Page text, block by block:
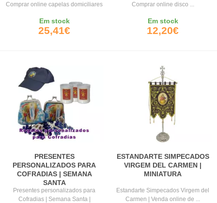
Comprar online capelas domiciliares
Em stock
25,41€
Comprar online disco ...
Em stock
12,20€
PRESENTES
PERSONALIZADOS PARA
COFRADIAS | SEMANA
SANTA
Presentes personalizados para
Cofradias | Semana Santa |
ESTANDARTE SIMPECADOS
VIRGEM DEL CARMEN |
MINIATURA
Estandarte Simpecados Virgem del
Carmen | Venda online de ...